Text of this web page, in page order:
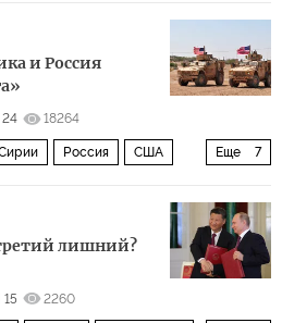
и Россия
24 18264
Еще 7
Россия США
лишний?
15 2260